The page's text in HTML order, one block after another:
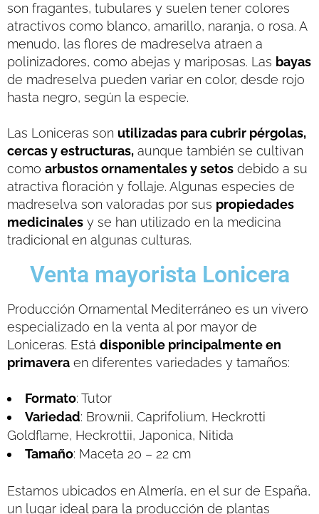
son fragantes, tubulares y suelen tener colores
atractivos como blanco, amarillo, naranja, o rosa. A
menudo, las flores de madreselva atraen a
polinizadores, como abejas y mariposas. Las bayas
de madreselva pueden variar en color, desde rojo
hasta negro, según la especie.
Las Loniceras son utilizadas para cubrir pérgolas,
cercas y estructuras, aunque también se cultivan
como arbustos ornamentales y setos debido a su
atractiva floración y follaje. Algunas especies de
madreselva son valoradas por sus propiedades
medicinales y se han utilizado en la medicina
tradicional en algunas culturas.
Venta mayorista Lonicera
Producción Ornamental Mediterráneo es un vivero
especializado en la venta al por mayor de
Loniceras. Está disponible principalmente en
primavera en diferentes variedades y tamaños:
Formato: Tutor
Variedad: Brownii, Caprifolium, Heckrotti
Goldflame, Heckrottii, Japonica, Nitida
Tamaño: Maceta 20 – 22 cm
Estamos ubicados en Almería, en el sur de España,
un lugar ideal para la producción de plantas